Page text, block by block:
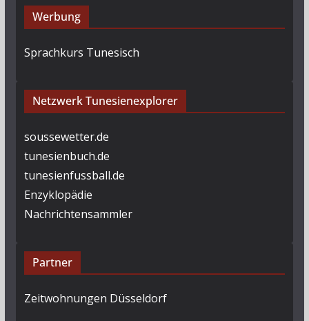
Werbung
Sprachkurs Tunesisch
Netzwerk Tunesienexplorer
soussewetter.de
tunesienbuch.de
tunesienfussball.de
Enzyklopädie
Nachrichtensammler
Partner
Zeitwohnungen Düsseldorf